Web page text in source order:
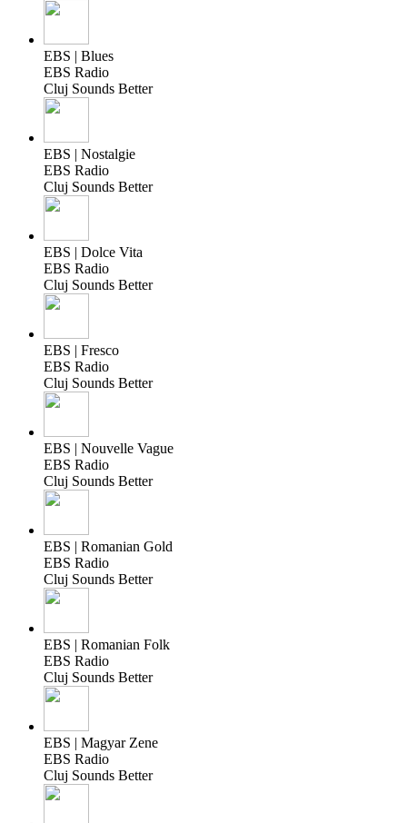
EBS | Blues
EBS Radio
Cluj Sounds Better
EBS | Nostalgie
EBS Radio
Cluj Sounds Better
EBS | Dolce Vita
EBS Radio
Cluj Sounds Better
EBS | Fresco
EBS Radio
Cluj Sounds Better
EBS | Nouvelle Vague
EBS Radio
Cluj Sounds Better
EBS | Romanian Gold
EBS Radio
Cluj Sounds Better
EBS | Romanian Folk
EBS Radio
Cluj Sounds Better
EBS | Magyar Zene
EBS Radio
Cluj Sounds Better